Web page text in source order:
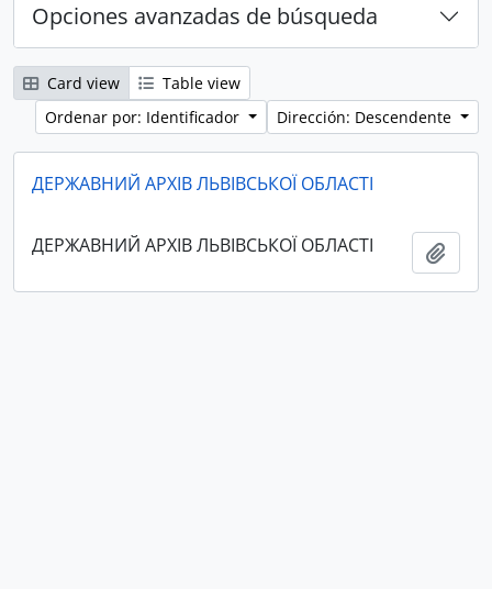
Opciones avanzadas de búsqueda
Card view
Table view
Ordenar por: Identificador
Dirección: Descendente
ДЕРЖАВНИЙ АРХІВ ЛЬВІВСЬКОЇ ОБЛАСТІ
ДЕРЖАВНИЙ АРХІВ ЛЬВІВСЬКОЇ ОБЛАСТІ